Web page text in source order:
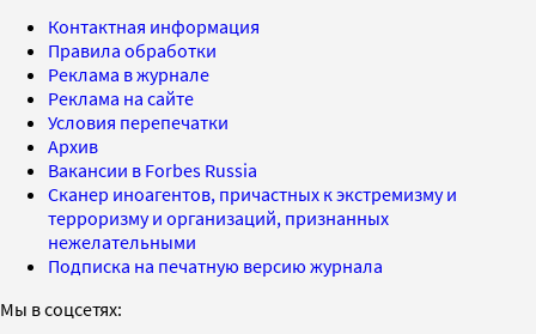
Контактная информация
Правила обработки
Реклама в журнале
Реклама на сайте
Условия перепечатки
Архив
Вакансии в Forbes Russia
Сканер иноагентов, причастных к экстремизму и
терроризму и организаций, признанных
нежелательными
Подписка на печатную версию журнала
Мы в соцсетях: